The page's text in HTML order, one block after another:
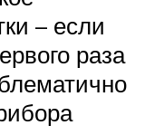
– если
раза